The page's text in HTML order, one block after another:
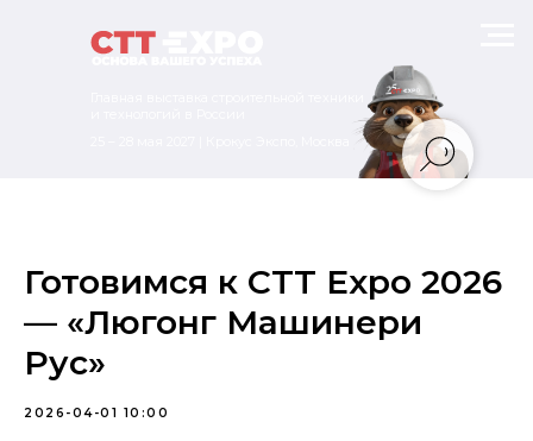
Готовимся к CTT Expo 2026
— «Люгонг Машинери
Рус»
2026-04-01 10:00